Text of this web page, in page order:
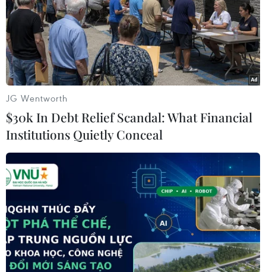
phép triển khai phương tiện tự hành không cần vôlăng,
gương, đèn xinhan hay cần gạt nước.
GM sẽ 'trình làng' xe điện Equinox EV với
giá khởi điểm 30.000 USD
JG Wentworth
$30k In Debt Relief Scandal: What Financial
Institutions Quietly Conceal